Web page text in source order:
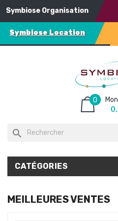
Symbiose Organisation
Symbiose Location
0
search
CATÉGORIES
MEILLEURES VENTES